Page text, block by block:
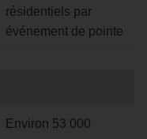
résidentiels par
événement de pointe
Environ 53 000